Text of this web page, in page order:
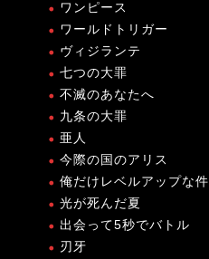
ワンピース
ワールドトリガー
ヴィジランテ
七つの大罪
不滅のあなたへ
九条の大罪
亜人
今際の国のアリス
俺だけレベルアップな件
光が死んだ夏
出会って5秒でバトル
刃牙